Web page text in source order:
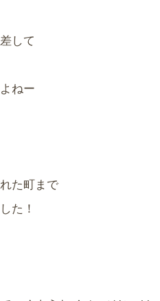
して
ねー
た町まで
た！